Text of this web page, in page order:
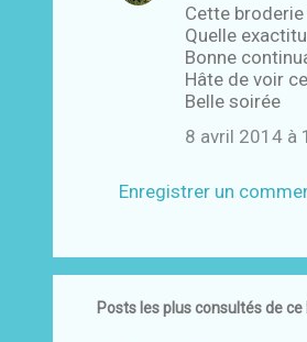
Cette
Quelle
Bonne
Hâte de voir
Belle soirée
8 avril 2014 à
Enregistrer un
Posts les plus consultés de ce